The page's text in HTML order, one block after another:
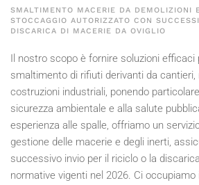
SMALTIMENTO MACERIE DA DEMOLIZIONI
STOCCAGGIO AUTORIZZATO CON
DISCARICA DI MACERIE DA OVIGLIO
Il nostro scopo è fornire soluzioni
smaltimento di rifiuti derivanti da
costruzioni industriali, ponendo
sicurezza ambientale e alla salute
esperienza alle spalle, offriamo un
gestione delle macerie e degli inerti,
successivo invio per il riciclo o la
normative vigenti nel 2026. Ci occupiamo